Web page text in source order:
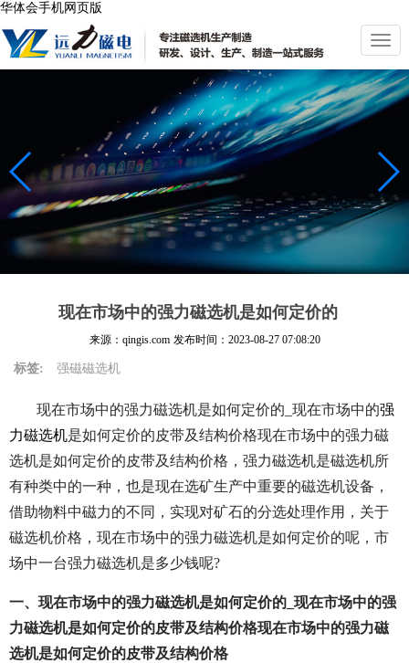
华体会手机网页版
切
换
导
航
现在市场中的强力磁选机是如何定价的
来源：qingis.com 发布时间： 2023-08-27 07:08:20
标签: 强磁磁选机
现在市场中的强力磁选机是如何定价的_现在市场中的强
力磁选机是如何定价的皮带及结构价格现在市场中的强力磁
选机是如何定价的皮带及结构价格，强力磁选机是磁选机所
有种类中的一种，也是现在选矿生产中重要的磁选机设备，
借助物料中磁力的不同，实现对矿石的分选处理作用，关于
磁选机价格，现在市场中的强力磁选机是如何定价的呢，市
场中一台强力磁选机是多少钱呢?
一、现在市场中的强力磁选机是如何定价的_现在市场中的强
力磁选机是如何定价的皮带及结构价格现在市场中的强力磁
选机是如何定价的皮带及结构价格